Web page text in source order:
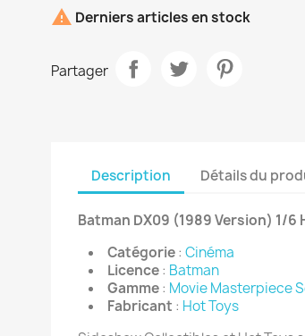
 Derniers articles en stock
Partager
Description Détails du
Batman DX09 (1989 Version) 1/6
Catégorie: Cinéma
Licence: Batman
Gamme: Movie Masterpiece
Fabricant : Hot Toys